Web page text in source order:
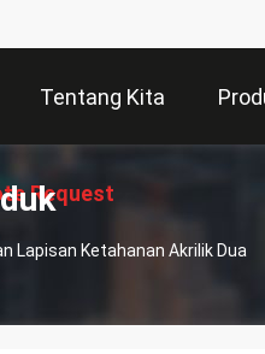
Tentang Kita
Request
Lapisan Ketahanan Akrilik Dua